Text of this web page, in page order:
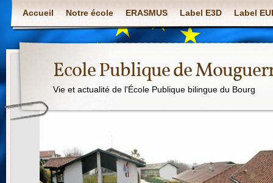
Accueil Notre école ERASMUS Label E3D Label
Ecole Publique de
Vie et actualité de l'École Publique bilingue du Bourg